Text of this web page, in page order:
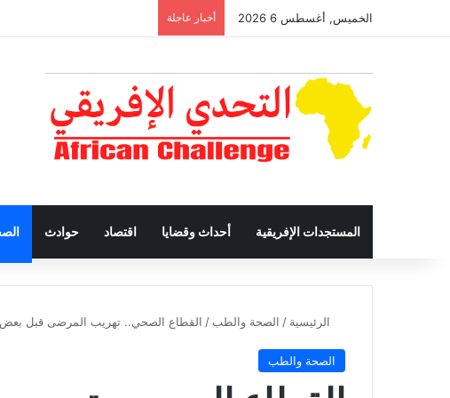
الخميس, أغسطس 6 2026 أخبار عاجلة
المستجدات الإفريقية أحداث وقضايا اقتصاد حوادث
الرئيسية / الصحة والطب / القطاع الصحي.. تهريب المرضى قبل
الصحة والطب